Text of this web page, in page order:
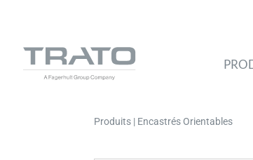
Produits | Encastrés Orientables